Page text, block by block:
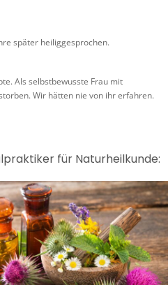
später heiliggesprochen.
Als selbstbewusste Frau mit
Wir hätten nie von ihr erfahren.
für Naturheilkunde: